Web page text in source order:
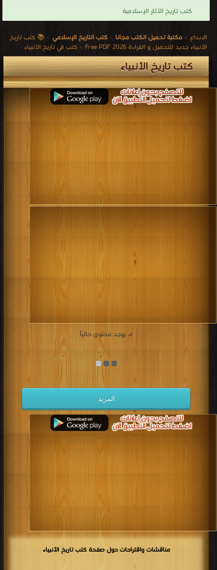
كتب تاريخ الآثار الإسلامية
الابداع > مكتبة تحميل الكتب مجانا > كتب التاريخ الإسلامي > 📚 كتب تاريخ
الأنبياء جديد للتحميل و القراءة 2026 Free PDF
> كتب في تاريخ الأنبياء
كتب تاريخ الأنبياء
لا يوجد محتوى حالياً
المزيد
مناقشات واقتراحات حول صفحة كتب تاريخ الأنبياء